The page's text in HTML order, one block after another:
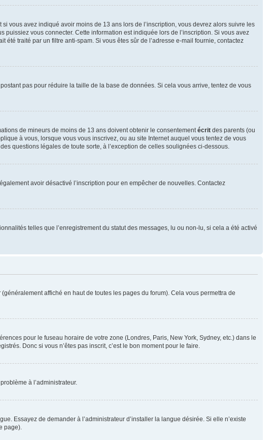
vous avez indiqué avoir moins de 13 ans lors de l’inscription, vous devrez alors suivre les
vous connecter. Cette information est indiquée lors de l’inscription. Si vous avez
été traité par un filtre anti-spam. Si vous êtes sûr de l’adresse e-mail fournie, contactez
pas pour réduire la taille de la base de données. Si cela vous arrive, tentez de vous
de mineurs de moins de 13 ans doivent obtenir le consentement écrit des parents (ou
à vous, lorsque vous vous inscrivez, ou au site Internet auquel vous tentez de vous
questions légales de toute sorte, à l’exception de celles soulignées ci-dessous.
avoir désactivé l’inscription pour en empêcher de nouvelles. Contactez
telles que l’enregistrement du statut des messages, lu ou non-lu, si cela a été activé
(généralement affiché en haut de toutes les pages du forum). Cela vous permettra de
pour le fuseau horaire de votre zone (Londres, Paris, New York, Sydney, etc.) dans le
Donc si vous n’êtes pas inscrit, c’est le bon moment pour le faire.
à l’administrateur.
Essayez de demander à l’administrateur d’installer la langue désirée. Si elle n’existe
page).